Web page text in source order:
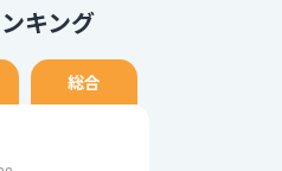
キング
総合